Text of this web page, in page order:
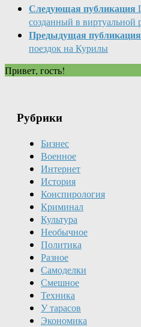
Следующая публикация
созданный в виртуальной
Предыдущая публикация
поездок на Курилы
Привет, гость!
Рубрики
Бизнес
Военное
Интернет
История
Конспирология
Криминал
Культура
Необычное
Политика
Разное
Самоделки
Смешное
Техника
У тарасов
Экономика